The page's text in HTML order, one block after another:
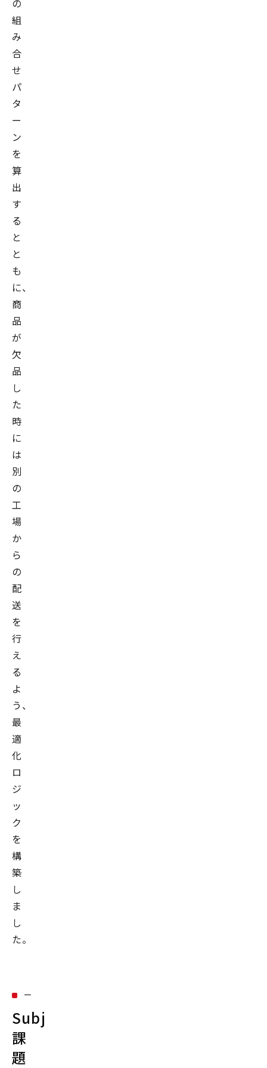
組
み
合
せ
パ
タ
ー
ン
を
算
出
す
る
と
と
も
に、
商
品
が
欠
品
し
た
時
に
は
別
の
工
場
か
ら
の
配
送
を
行
え
る
よ
う、
最
適
化
ロ
ジ
ッ
ク
を
構
築
し
ま
し
た。
Subject：
課
題